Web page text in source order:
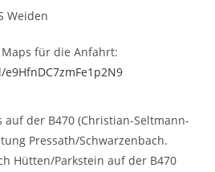
Weiden
für die Anfahrt:
auf der B470 (Christian-Seltmann-
Pressath/Schwarzenbach.
Hütten/Parkstein auf der B470